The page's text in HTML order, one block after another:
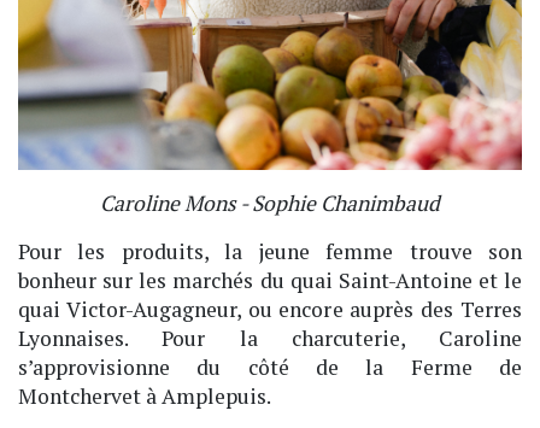
Caroline Mons - Sophie Chanimbaud​​​
Pour les produits, la jeune femme trouve son
bonheur sur les marchés du quai Saint-Antoine et le
quai Victor-Augagneur, ou encore auprès des Terres
Lyonnaises. Pour la charcuterie, Caroline
s’approvisionne du côté de la Ferme de
Montchervet à Amplepuis.